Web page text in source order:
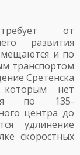
от
развития
и по
транспортом
Сретенска
нет
по 135-
центра до
удлинение
скоростных